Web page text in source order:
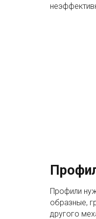
Профили
образные,
другого